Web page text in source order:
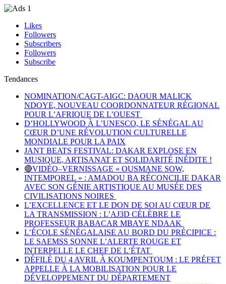
Likes
Followers
Subscribers
Followers
Subscribe
Tendances
NOMINATION/CAGT-AIGC: DAOUR MALICK
NDOYE, NOUVEAU COORDONNATEUR RÉGIONAL
POUR L’AFRIQUE DE L’OUEST
D’HOLLYWOOD À L’UNESCO, LE SÉNÉGAL AU
CŒUR D’UNE RÉVOLUTION CULTURELLE
MONDIALE POUR LA PAIX
JANT BEATS FESTIVAL: DAKAR EXPLOSE EN
MUSIQUE, ARTISANAT ET SOLIDARITÉ INÉDITE !
🔴VIDÉO–VERNISSAGE « OUSMANE SOW,
INTEMPOREL » : AMADOU BA RÉCONCILIE DAKAR
AVEC SON GÉNIE ARTISTIQUE AU MUSÉE DES
CIVILISATIONS NOIRES
L’EXCELLENCE ET LE DON DE SOI AU CŒUR DE
LA TRANSMISSION : L’AJ3D CÉLÈBRE LE
PROFESSEUR BABACAR MBAYE NDAAK
L’ÉCOLE SÉNÉGALAISE AU BORD DU PRÉCIPICE :
LE SAEMSS SONNE L’ALERTE ROUGE ET
INTERPELLE LE CHEF DE L’ÉTAT
DÉFILÉ DU 4 AVRIL À KOUMPENTOUM : LE PRÉFET
APPELLE À LA MOBILISATION POUR LE
DÉVELOPPEMENT DU DÉPARTEMENT